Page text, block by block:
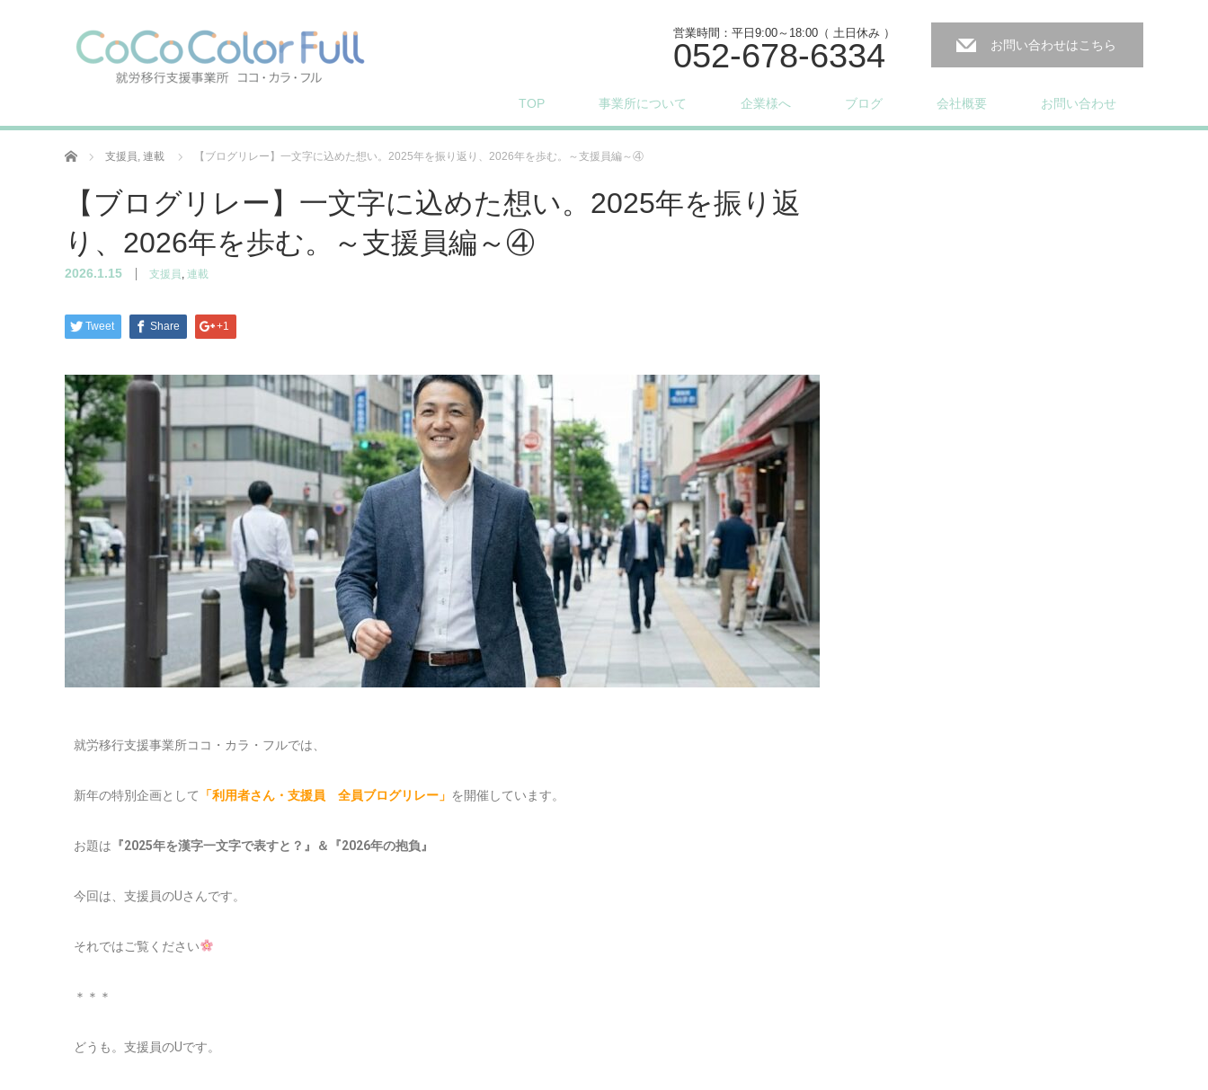
営業時間：平日9:00～18:00（ 土日休み ）
052-678-6334 お問い合わせはこちら
TOP 事業所について 企業様へ ブログ 会社概要 お問い合わせ
ホーム 支援員, 連載 【ブログリレー】一文字に込めた想い。2025年を振り返り、2026年を歩む。～支援員編～④
【ブログリレー】一文字に込めた想い。2025年を振り返
り、2026年を歩む。～支援員編～④
2026.1.15 支援員 , 連載
Tweet Share +1
就労移行支援事業所ココ・カラ・フルでは、
新年の特別企画として 「利用者さん・支援員 全員ブログリレー」 を開催しています。
お題は 『2025年を漢字一文字で表すと？』＆『2026年の抱負』
今回は、支援員のUさんです。
それではご覧ください
＊＊＊
どうも。支援員のUです。